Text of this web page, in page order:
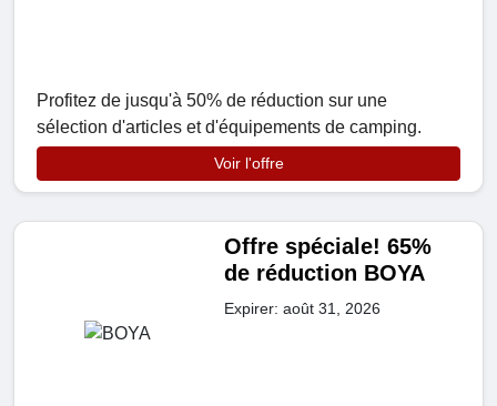
Profitez de jusqu'à 50% de réduction sur une
sélection d'articles et d'équipements de camping.
Voir l'offre
Offre spéciale! 65%
de réduction BOYA
Expirer: août 31, 2026